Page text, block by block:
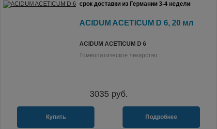
срок доставки из Германии 3-4 недели
ACIDUM ACETICUM D 6, 20 мл
ACIDUM ACETICUM D 6
Гомеопатическое лекарство.
3035 руб.
Купить Подробнее